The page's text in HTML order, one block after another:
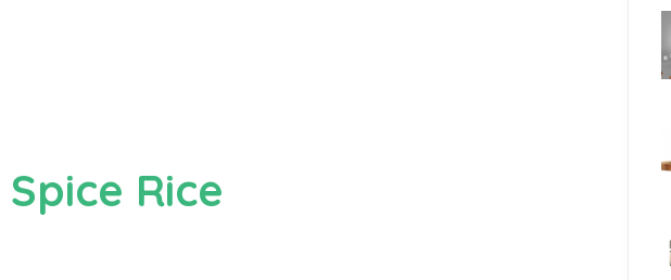
Rice